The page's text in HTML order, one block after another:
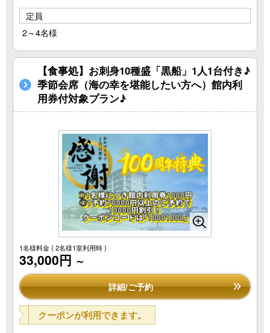
定員
2～4名様
【食事処】お刺身10種盛「黒船」1人1台付き♪
季節会席（海の幸を堪能したい方へ）館内利
用券付対象プラン♪
1名様料金( 2名様1室利用時 )
33,000円 ～
詳細/ご予約
クーポンが利用できます。